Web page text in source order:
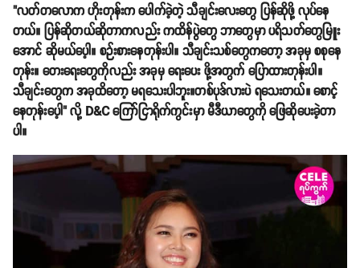
"လတ်တလောက ဟိုးတုန်းက ပေါက်ခဲ့တဲ့ သီချင်းလေးတွေ ပြန်ဆိုဖို့ လုပ်နေ
တယ်။ ပြန်ဆိုတယ်ဆိုတာကလည်း ကထိန်ပွဲတွေ ဘာတွေမှာ ပရိသတ်တွေမြူး
အောင် ဆိုမယ်ပေ့ါ။ စဉ်းစားနေတုန်းပါ။ သီချင်းသစ်တွေကတော့ အခုမှ စစုနေ
တုန်း။ တေးရေးတွေကိုလည်း အခုမှ ရေးပေး ဖို့အတွက် ပြောထားတုန်းပါ။
သီချင်းတွေက အခုထိတော့ မရသေးပါဘူး။တစ်ပုဒ်လားပဲ ရသေးတယ်။ စောင့်
နေတုန်းပေ့ါ" လို့ D&C ကြော်ငြာရိုက်ကွင်းမှာ မီဒီယာတွေကို ဖြေဆိုပေးခဲ့တာ
ပါ။